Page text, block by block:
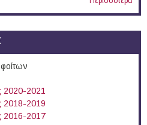
2020-2021
2018-2019
2016-2017